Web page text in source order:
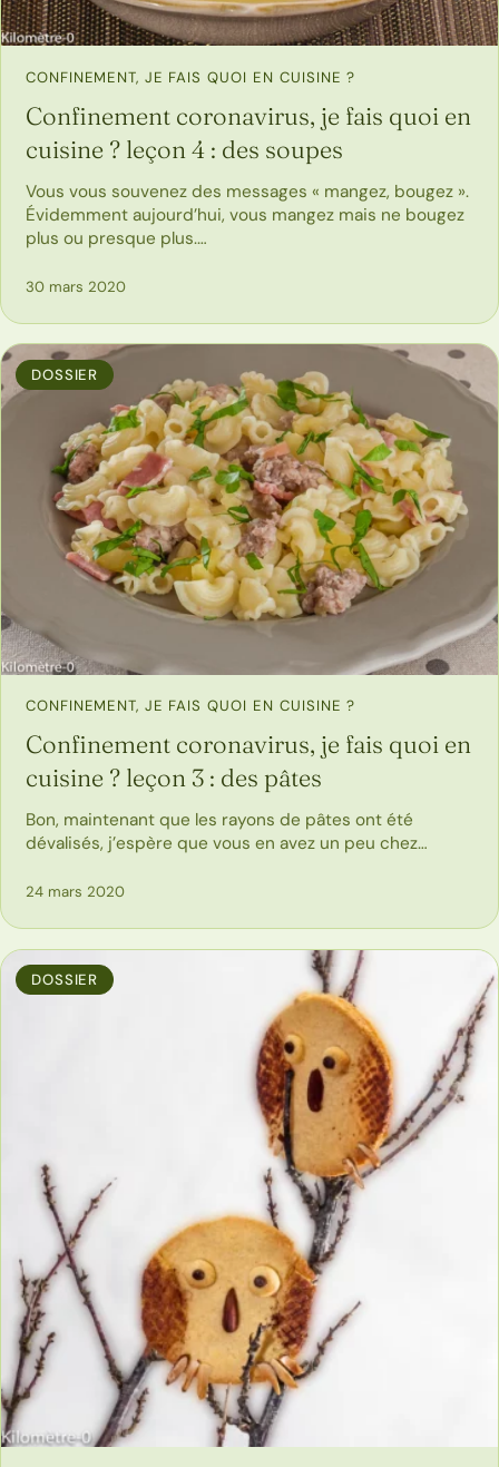
CONFINEMENT, JE FAIS QUOI EN CUISINE ?
Confinement coronavirus, je fais quoi en
cuisine ? leçon 4 : des soupes
Vous vous souvenez des messages « mangez, bougez ».
Évidemment aujourd’hui, vous mangez mais ne bougez
plus ou presque plus.…
30 mars 2020
DOSSIER
CONFINEMENT, JE FAIS QUOI EN CUISINE ?
Confinement coronavirus, je fais quoi en
cuisine ? leçon 3 : des pâtes
Bon, maintenant que les rayons de pâtes ont été
dévalisés, j’espère que vous en avez un peu chez…
24 mars 2020
DOSSIER